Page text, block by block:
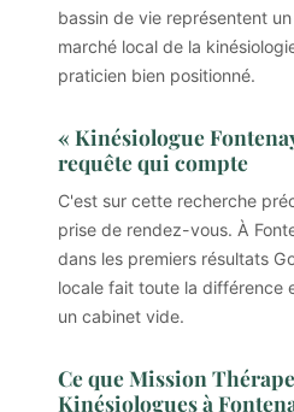
bassin de vie représentent
marché local de la
praticien bien positionné.
« Kinésiologue
requête qui compte
C'est sur cette recherche
prise de rendez-vous. À
dans les premiers résultats
locale fait toute la différence
un cabinet vide.
Ce que Mission
Kinésiologues à